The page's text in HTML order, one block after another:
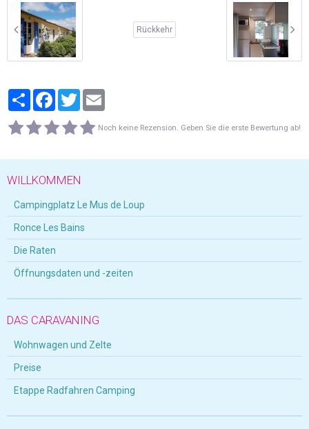
Rückkehr
PartagerFacebook
Twitter
Noch keine Rezension. Geben Sie die erste Bewertung ab!
WILLKOMMEN
Campingplatz Le Mus de Loup
Ronce Les Bains
Die Raten
Öffnungsdaten und -zeiten
DAS CARAVANING
Wohnwagen und Zelte
Preise
Etappe Radfahren Camping